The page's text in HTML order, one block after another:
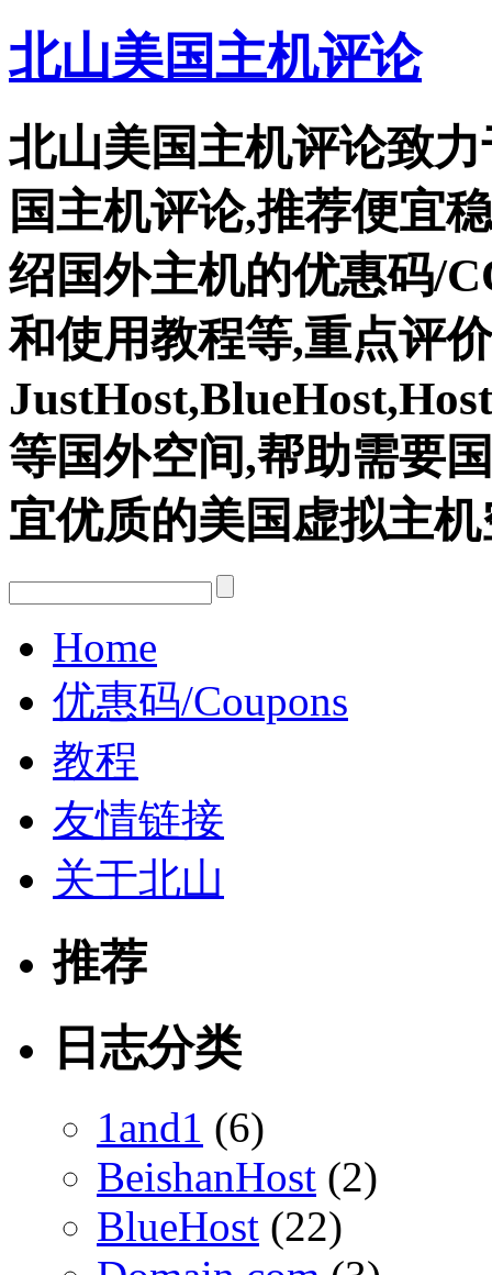
北山美国主机评论
北山美国主机评论致
国主机评论,推荐便宜
绍国外主机的优惠码/
和使用教程等,重点评价
等国外空间,帮助需要
宜优质的美国虚拟主
Home
优惠码/Coupons
教程
友情链接
关于北山
推荐
日志分类
1and1 (6)
BeishanHost (2)
BlueHost (22)